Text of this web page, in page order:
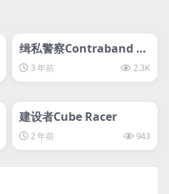
svip专属
缉私警察Contraband Po
lice3 年前 2.3K
建设者Cube Racer
2 年前 943